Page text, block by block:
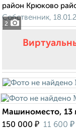
2
район Крюково
Собственник,
Машиноместо, 13
150 000 ₽ 11 600 ₽